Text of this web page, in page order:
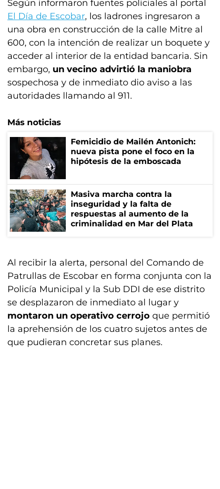
Según informaron fuentes policiales al portal
El Día de Escobar, los ladrones ingresaron a
una obra en construcción de la calle Mitre al
600, con la intención de realizar un boquete y
acceder al interior de la entidad bancaria. Sin
embargo, un vecino advirtió la maniobra
sospechosa y de inmediato dio aviso a las
autoridades llamando al 911.
Más noticias
Femicidio de Mailén Antonich:
nueva pista pone el foco en la
hipótesis de la emboscada
Masiva marcha contra la
inseguridad y la falta de
respuestas al aumento de la
criminalidad en Mar del Plata
Al recibir la alerta, personal del Comando de
Patrullas de Escobar en forma conjunta con la
Policía Municipal y la Sub DDI de ese distrito
se desplazaron de inmediato al lugar y
montaron un operativo cerrojo que permitió
la aprehensión de los cuatro sujetos antes de
que pudieran concretar sus planes.